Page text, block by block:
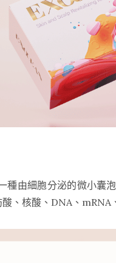
種由細胞分泌的微小囊
、核酸、DNA、